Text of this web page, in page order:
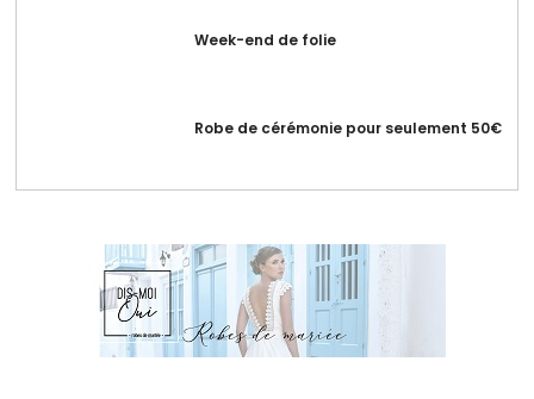
Week-end de folie
Robe de cérémonie pour seulement 50€